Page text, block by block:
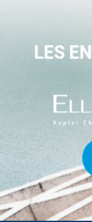
LES